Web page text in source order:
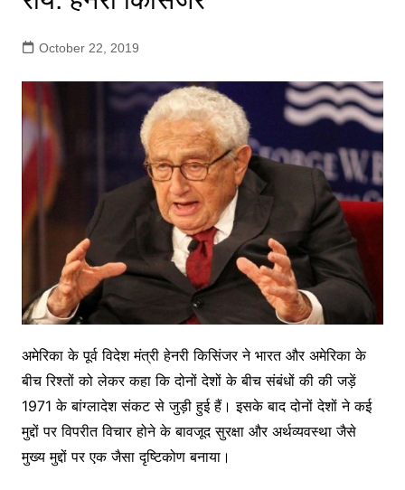
October 22, 2019
अमेरिका के पूर्व विदेश मंत्री हेनरी किसिंजर ने भारत और अमेरिका के
बीच रिश्तों को लेकर कहा कि दोनों देशों के बीच संबंधों की की जड़ें
1971 के बांग्लादेश संकट से जुड़ी हुई हैं। इसके बाद दोनों देशों ने कई
मुद्दों पर विपरीत विचार होने के बावजूद सुरक्षा और अर्थव्यवस्था जैसे
मुख्य मुद्दों पर एक जैसा दृष्टिकोण बनाया।